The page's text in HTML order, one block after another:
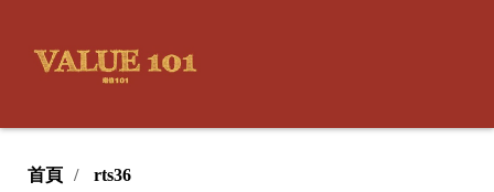
首頁 rts36